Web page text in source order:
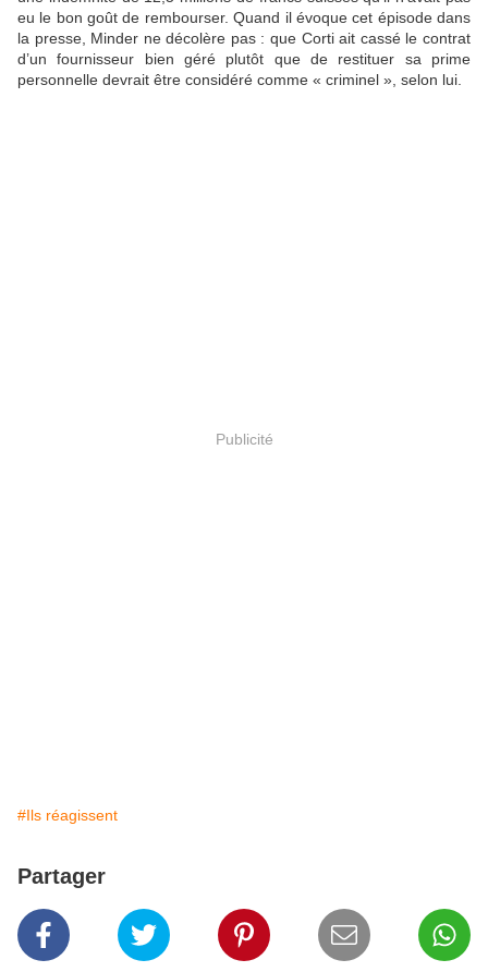
eu le bon goût de rembourser. Quand il évoque cet épisode dans
la presse, Minder ne décolère pas : que Corti ait cassé le contrat
d’un fournisseur bien géré plutôt que de restituer sa prime
personnelle devrait être considéré comme « criminel », selon lui.
Publicité
#Ils réagissent
Partager